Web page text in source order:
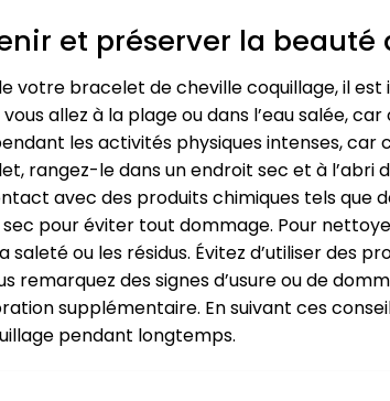
et préserver la
votre bracelet de cheville coquillage, il
allez à la plage ou dans l’eau salée,
les activités physiques intenses,
rangez-le dans un endroit sec et à
avec des produits chimiques tels que
pour éviter tout dommage. Pour
ou les résidus. Évitez d’utiliser des
remarquez des signes d’usure ou de
supplémentaire. En suivant ces
pendant longtemps.